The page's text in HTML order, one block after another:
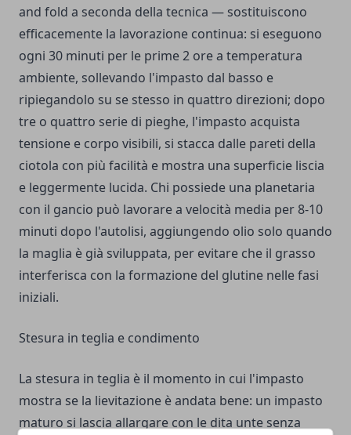
and fold a seconda della tecnica — sostituiscono
efficacemente la lavorazione continua: si eseguono
ogni 30 minuti per le prime 2 ore a temperatura
ambiente, sollevando l'impasto dal basso e
ripiegandolo su se stesso in quattro direzioni; dopo
tre o quattro serie di pieghe, l'impasto acquista
tensione e corpo visibili, si stacca dalle pareti della
ciotola con più facilità e mostra una superficie liscia
e leggermente lucida. Chi possiede una planetaria
con il gancio può lavorare a velocità media per 8-10
minuti dopo l'autolisi, aggiungendo olio solo quando
la maglia è già sviluppata, per evitare che il grasso
interferisca con la formazione del glutine nelle fasi
iniziali.
Stesura in teglia e condimento
La stesura in teglia è il momento in cui l'impasto
mostra se la lievitazione è andata bene: un impasto
maturo si lascia allargare con le dita unte senza